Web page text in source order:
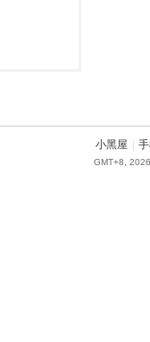
小黑屋
GMT+8,